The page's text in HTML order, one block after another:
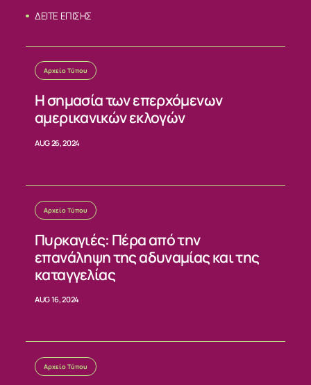
ΣΧΕΤΙΚΑ
ΝΕΑ
ΕΠΙΚΟΙΝΩΝΙΑ
ΔΕΙΤΕ ΕΠΙΣΗΣ
Αρχείο Τύπου
Η σημασία των επερχόμενων
αμερικανικών εκλογών
AUG 26, 2024
Αρχείο Τύπου
Πυρκαγιές: Πέρα από την
επανάληψη της αδυναμίας και της
καταγγελίας
AUG 16, 2024
Αρχείο Τύπου